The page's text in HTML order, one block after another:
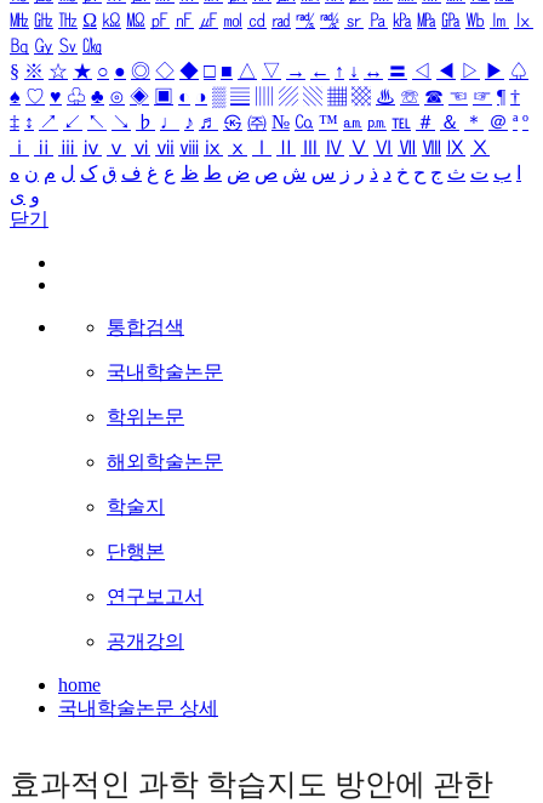
㎒ ㎓ ㎔ Ω ㏀ ㏁ ㎊ ㎋ ㎌ ㏖ ㏅ ㎭ ㎮ ㎯ ㏛ ㎩ ㎪ ㎫ ㎬ ㏝ ㏐
㏓
㏃ ㏉ ㏜ ㏆
§ ※ ☆ ★ ○ ● ◎ ◇ ◆ □ ■ △ ▽ → ← ↑ ↓ ↔ 〓 ◁ ◀ ▷ ▶ ♤
♠ ♡ ♥ ♧ ♣ ⊙ ◈ ▣ ◐ ◑ ▒ ▤ ▨ ▧ ▦ ▩ ♨ ☏ ☎ ☜ ☞ ¶ †
‡ ↕ ↗ ↙ ↖ ↘ ♭ ♩ ♪ ♬ ㉿ ㈜ № ㏇ ™ ㏂ ㏘ ℡ ＃ ＆ ＊ ＠ ª º
ⅰ
ⅱ ⅲ ⅳ ⅴ ⅵ ⅶ ⅷ ⅸ ⅹ Ⅳ Ⅴ Ⅵ Ⅶ Ⅷ Ⅸ Ⅹ
ب ت ث ج ح خ د ذ ر ز س ش ص ض ط ظ ع غ ف ق ک ل م ن ه
و ی
닫기
통합검색
국내학술논문
학위논문
해외학술논문
학술지
단행본
연구보고서
공개강의
home
국내학술논문 상세
효과적인 과학 학습지도 방안에 관한